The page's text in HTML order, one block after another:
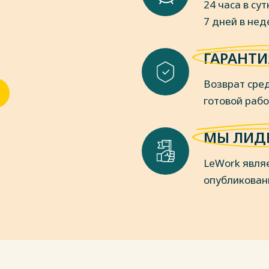
прекратить свои
талантливым
в университет в 13 лет,
для виртуальной реальности —
в своей деятельности Жарону
которые вводят пользователя
среде технологически
24 часа в
7 дней в
Возврат
готовой
МЫ
LeWork